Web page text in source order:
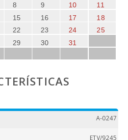
8 9 10
11
15 16 17
18
22 23 24
25
29 30 31
A-0247
ETV/9245